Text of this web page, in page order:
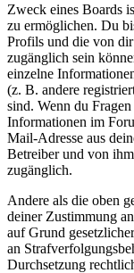
Zweck eines Boards
zu ermöglichen. Du
Profils und die von
zugänglich sein
einzelne
(z. B. andere
sind. Wenn du Fragen
Informationen im
Mail-Adresse aus
Betreiber und von
zugänglich.
Andere als die oben
deiner Zustimmung
auf Grund
an
Durchsetzung